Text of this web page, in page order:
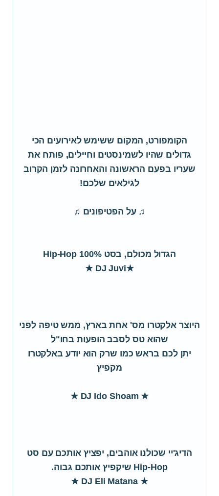
הקומפורט, המקום ששימש לאירועים הכי
גדולים שהיו לשמינסטים וחיילים, פותח את
שעריו בפעם הראשונה והאחרונה לזמן הקרוב
לגילאים שלכם!
♫ על הפטיפונים ♫
הגדול מכולם, בסט 100% Hip-Hop
★DJ Juvi ★
היוצר אלקטרו מס' אחת בארץ, ממש טיפה לפני
שהוא טס לסבב הופעות בחו"ל
יתן לכם בראש כמו שרק הוא יודע באלקטרו
מקפיץ
★ DJ Ido Shoam ★
הדיג'יי שכולנו אוהבים, יפציץ אותכם עם סט
Hip-Hop שיקפיץ אותכם גבוה.
★ DJ Eli Matana ★